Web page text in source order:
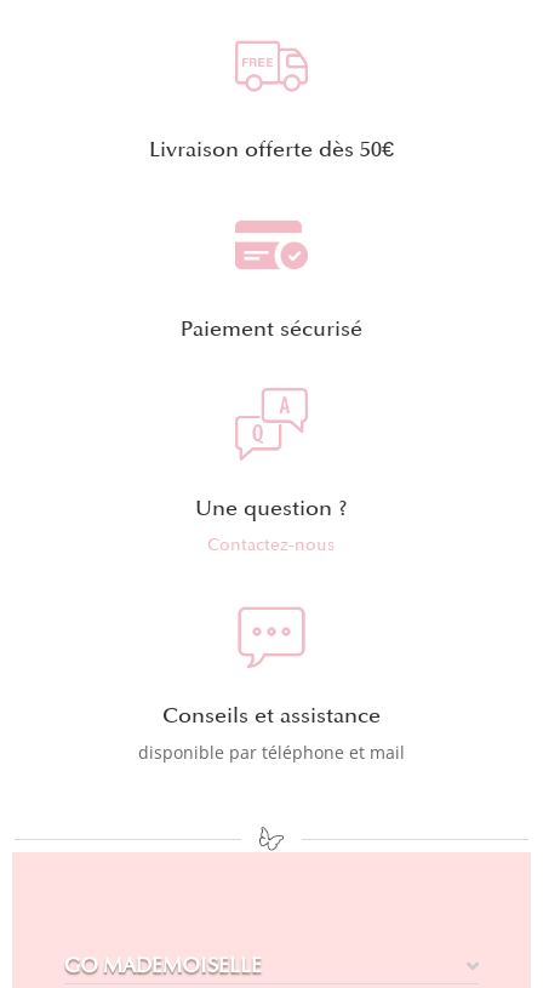
Livraison offerte dès 50€
Paiement sécurisé
Une question ?
Contactez-nous
Conseils et assistance
disponible par téléphone et mail
GO MADEMOISELLE